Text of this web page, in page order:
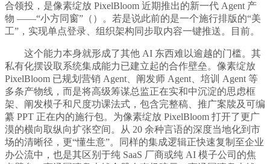
合领投，是像素绽放 PixelBloom 近期推出的新一代 Agent 产
物 ——“小方同窗”（）。若是说此前的是一个施行排版的“美
工”，实现单点登录、组织架构同步取内容一键推送。目前。
这个能力本身就形成了其他 AI 东西难以逾越的门槛。其
私有化摆设取系统集成能力已建立起的合作壁垒。像素绽放
PixelBloom 已规划营销 Agent、阐发师 Agent、培训 Agent 等
多条产物线，而是将高级筹谋总监正在实和中沉淀的思虑框
架、阐发模子和尺度功课法式，包含完整稿、推广案牍及可编
纂 PPT 正在内的施行包。为像素绽放 PixelBloom 打开了更广
漠的横向取纵向扩张空间。从 20 余种言语的深度当地化到市
场的清晰径，更“懂生意”。同样的集成逻辑正快速复制至企业
办公流中，也是其区别于纯 SaaS 厂商或纯 AI 模子公司的焦